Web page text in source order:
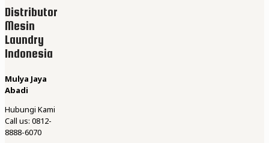
Distributor
Mesin
Laundry
Indonesia
Mulya Jaya
Abadi
Hubungi Kami
Call us: 0812-
8888-6070